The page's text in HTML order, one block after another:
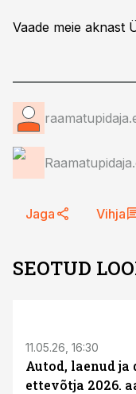
Vaade meie aknast
Jaga Vihja
SEOTUD
11.05.26, 16:30
Autod, laenud
ettevõtja 2026.